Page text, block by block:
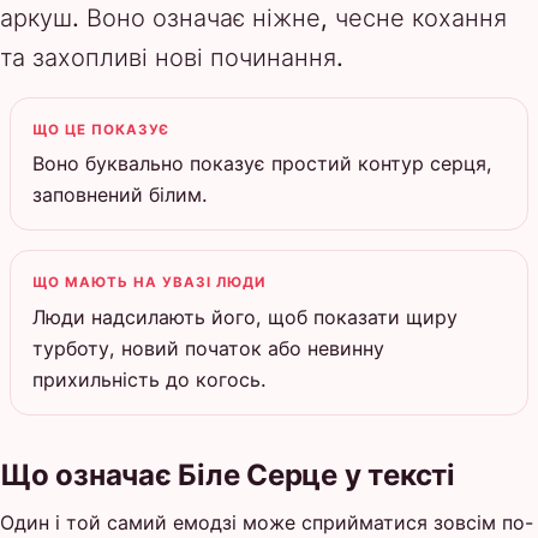
аркуш. Воно означає ніжне, чесне кохання
та захопливі нові починання.
ЩО ЦЕ ПОКАЗУЄ
Воно буквально показує простий контур серця,
заповнений білим.
ЩО МАЮТЬ НА УВАЗІ ЛЮДИ
Люди надсилають його, щоб показати щиру
турботу, новий початок або невинну
прихильність до когось.
Що означає Біле Серце у тексті
Один і той самий емодзі може сприйматися зовсім по-